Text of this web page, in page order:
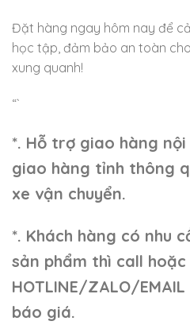
Đặt hàng ngay hôm nay để
học tập, đảm bảo an toàn
xung quanh!
“`
*. Hỗ trợ giao hàng nội
giao hàng tỉnh thông
xe vận chuyển.
*. Khách hàng có nhu
sản phẩm thì call
HOTLINE/ZALO/
báo giá.